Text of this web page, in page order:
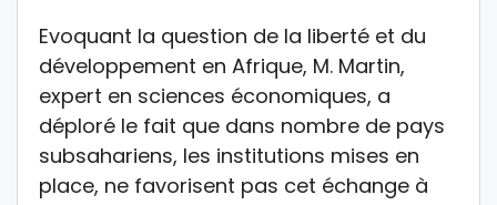
Evoquant la question de la liberté et du
développement en Afrique, M. Martin,
expert en sciences économiques, a
déploré le fait que dans nombre de pays
subsahariens, les institutions mises en
place, ne favorisent pas cet échange à